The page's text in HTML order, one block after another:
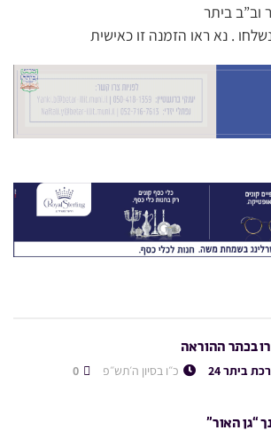
וב”ב ביתר
. נא ראו הזמנה זו כאישית
בכתר ההוראה
ביתר 24 כ״ו בסיון ה׳תש״פ
“גן האור”